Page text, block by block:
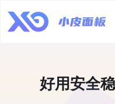
好用安全